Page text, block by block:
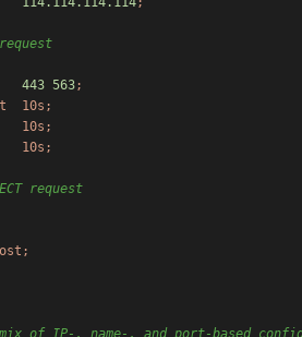
443 563;
10s;
10s;
10s;
request
of IP-, name-, and port-based